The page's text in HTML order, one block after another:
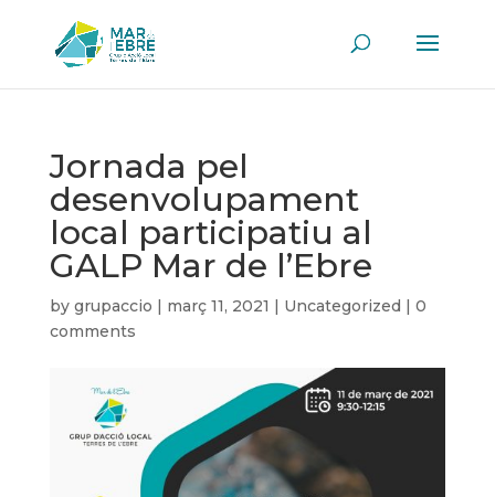
Jornada pel
desenvolupament
local participatiu al
GALP Mar de l’Ebre
by grupaccio | març 11, 2021 | Uncategorized | 0
comments